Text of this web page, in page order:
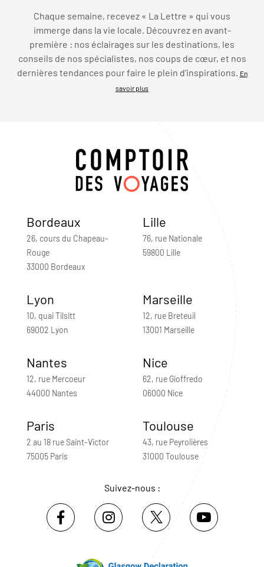
Chaque semaine, recevez « La Lettre » qui vous
immerge dans la vie locale. Découvrez en avant-
première : nos éclairages sur les destinations, les
conseils de nos spécialistes, nos coups de cœur, et nos
dernières tendances pour faire le plein d’inspirations. En
savoir plus
Bordeaux
26, cours du Chapeau-
Rouge
33000 Bordeaux
Lille
76, rue Nationale
59800 Lille
Lyon
10, quai Tilsitt
69002 Lyon
Marseille
12, rue Breteuil
13001 Marseille
Nantes
12, rue Mercoeur
44000 Nantes
Nice
62, rue Gioffredo
06000 Nice
Paris
2 au 18 rue Saint-Victor
75005 Paris
Toulouse
43, rue Peyrolières
31000 Toulouse
Suivez-nous :